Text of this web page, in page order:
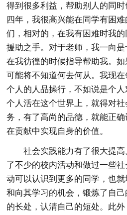
得到很多利益，帮助别人的同
四年，我很高兴能在同学有困
们，相对的，在我有困难时我
援助之手。对于老师，我一向
在我彷徨的时候指导帮助我。
可能将不知道何去何从。我现
个人的人品操行，不如说是个
个人活在这个世界上，就得对
务，有了高尚的品德，就能正确
在贡献中实现自身的价值。
社会实践能力有了很大提
了不少的校内活动和做过一些
动可以认识到更多的同学，也
和向其学习的机会，锻炼了自
的长处，认清自己的短处。此